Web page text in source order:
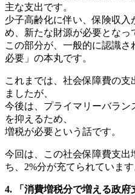
主な支出です。
少子高齢化に伴い、保険収
め、新たな財源が必要となっ
この部分が、一般的に認識
必要」の本丸です。
これまでは、社会保障費の
ましたが、
今後は、プライマリーバラ
を抑えるため、
増税が必要という話です。
今回は、この社会保障費支出
ち、2%分が充てられています
4. 「消費増税分で増える政